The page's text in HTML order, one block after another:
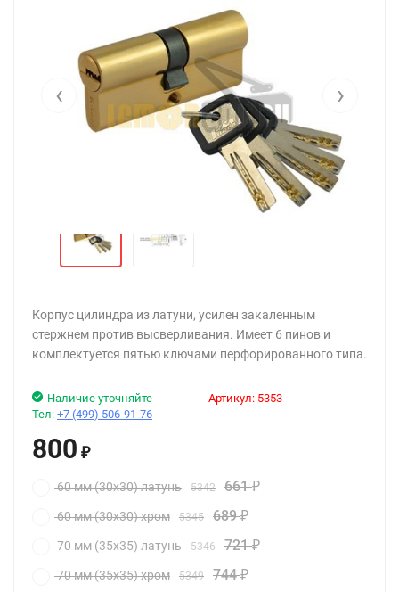
‹ ›
Корпус цилиндра из латуни, усилен закаленным
стержнем против высверливания. Имеет 6 пинов и
комплектуется пятью ключами перфорированного типа.
Артикул: 5353
Наличие уточняйте
Тел: +7 (499) 506-91-76
800 ₽
60 мм (30x30) латунь 5342 661₽
60 мм (30x30) хром 5345 689₽
70 мм (35x35) латунь 5346 721₽
70 мм (35x35) хром 5349 744₽